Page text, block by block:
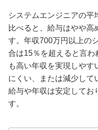
システムエンジニアの平
比べると、給与はやや高
す。年収700万円以上の
合は15％を超えると言わ
も高い年収を実現しやす
にくい、または減少して
給与や年収は安定してお
す。